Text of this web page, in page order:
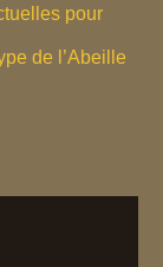
pour
de l’Abeille